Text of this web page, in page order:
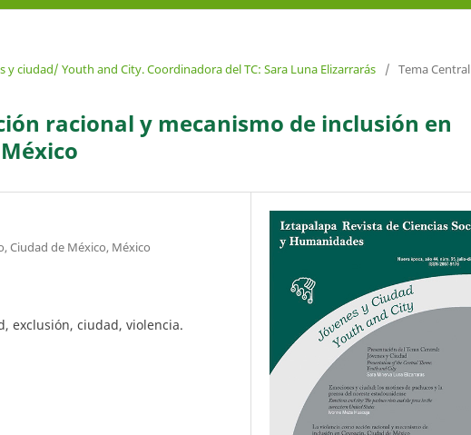
y ciudad/ Youth and City. Coordinadora del TC: Sara Luna Elizarrarás
/ Tema Central
racional y mecanismo de inclusión en
Ciudad de México, México
exclusión, ciudad, violencia.